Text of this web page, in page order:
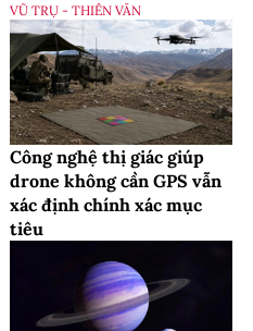
VŨ TRỤ - THIÊN VĂN
Công nghệ thị giác giúp
drone không cần GPS vẫn
xác định chính xác mục
tiêu